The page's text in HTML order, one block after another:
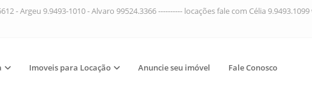
- Argeu 9.9493-1010 - Alvaro 99524.3366 ---------- locações fale com Célia
Imoveis para Locação Anuncie seu imóvel Fale Conosco